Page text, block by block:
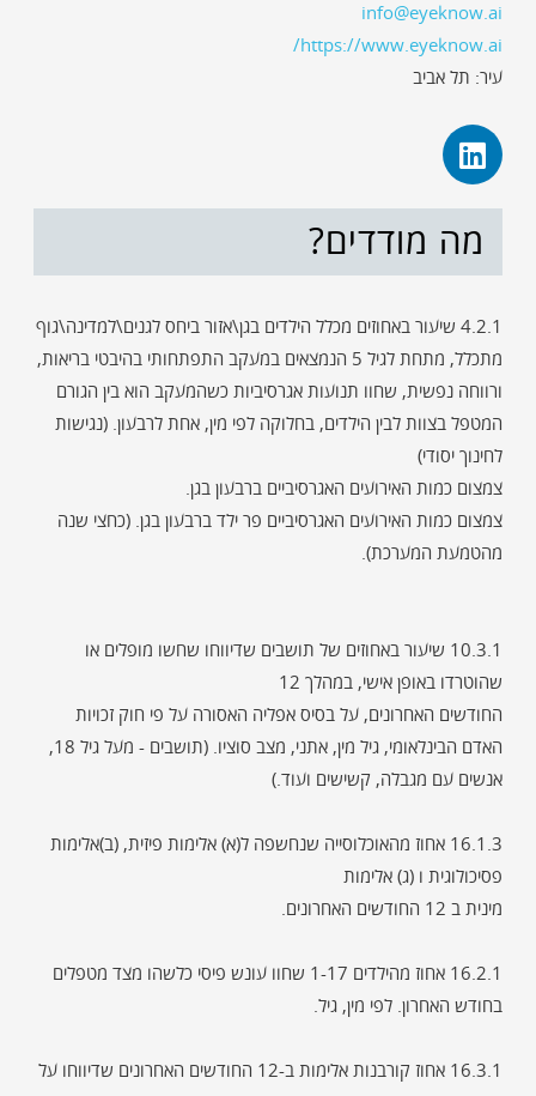
info@eyeknow.ai
https://www.eyeknow.ai/
עיר: תל אביב
מה מודדים?
4.2.1 שיעור באחוזים מכלל הילדים בגן\אזור ביחס לגנים\למדינה\גוף
מתכלל, מתחת לגיל 5 הנמצאים במעקב התפתחותי בהיבטי בריאות,
ורווחה נפשית, שחוו תנועות אגרסיביות כשהמעקב הוא בין הגורם
המטפל בצוות לבין הילדים, בחלוקה לפי מין, אחת לרבעון. (נגישות
לחינוך יסודי)
צמצום כמות האירועים האגרסיביים ברבעון בגן.
צמצום כמות האירועים האגרסיביים פר ילד ברבעון בגן. (כחצי שנה
מהטמעת המערכת).
10.3.1 שיעור באחוזים של תושבים שדיווחו שחשו מופלים או
שהוטרדו באופן אישי, במהלך 12
החודשים האחרונים, על בסיס אפליה האסורה על פי חוק זכויות
האדם הבינלאומי, גיל מין, אתני, מצב סוציו. (תושבים - מעל גיל 18,
אנשים עם מגבלה, קשישים ועוד.)
16.1.3 אחוז מהאוכלוסייה שנחשפה ל(א) אלימות פיזית, (ב)אלימות
פסיכולוגית ו (ג) אלימות
מינית ב 12 החודשים האחרונים.
16.2.1 אחוז מהילדים 1-17 שחוו עונש פיסי כלשהו מצד מטפלים
בחודש האחרון. לפי מין, גיל.
16.3.1 אחוז קורבנות אלימות ב-12 החודשים האחרונים שדיווחו על